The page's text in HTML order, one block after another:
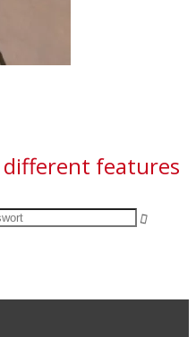
different features